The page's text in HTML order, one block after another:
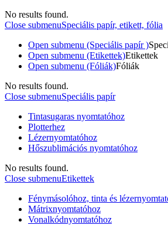
No results found.
Close submenuSpeciális papír, etikett, fólia
Open submenu (Speciális papír )
Open submenu (Etikettek)Etikettek
Open submenu (Fóliák)Fóliák
No results found.
Close submenuSpeciális papír
Tintasugaras nyomtatóhoz
Plotterhez
Lézernyomtatóhoz
Hőszublimációs nyomtatóhoz
No results found.
Close submenuEtikettek
Fénymásolóhoz, tinta és
Mátrixnyomtatóhoz
Vonalkódnyomtatóhoz